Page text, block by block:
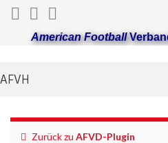
American Football
AFVH
Zurück zu AFVD-Plugin